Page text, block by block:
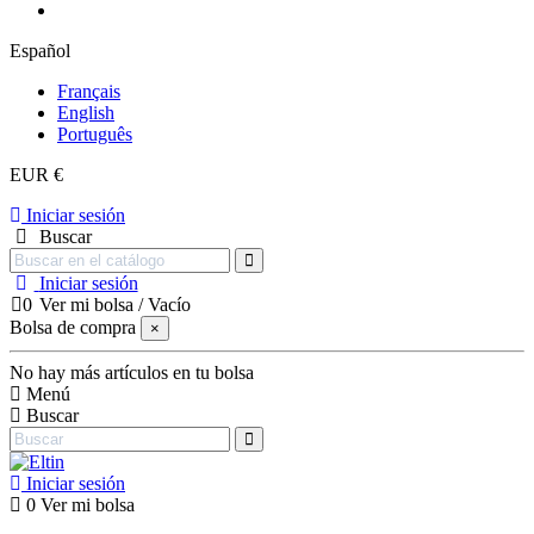
Español
Français
English
Português
EUR €
Iniciar sesión
Buscar
Iniciar sesión
0 Ver mi bolsa /Vacío
Bolsa de compra
×
No hay más artículos en tu bolsa
Menú
Buscar
Iniciar sesión
0 Ver mi bolsa